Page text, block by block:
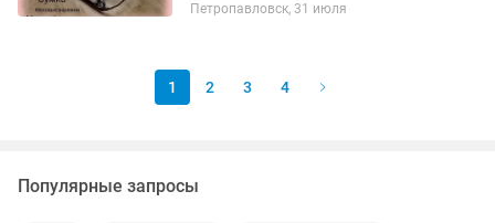
легкие, теплые. В комплекте тент,
Петропавловск, 31 июля
1 2 3 4
Популярные запросы